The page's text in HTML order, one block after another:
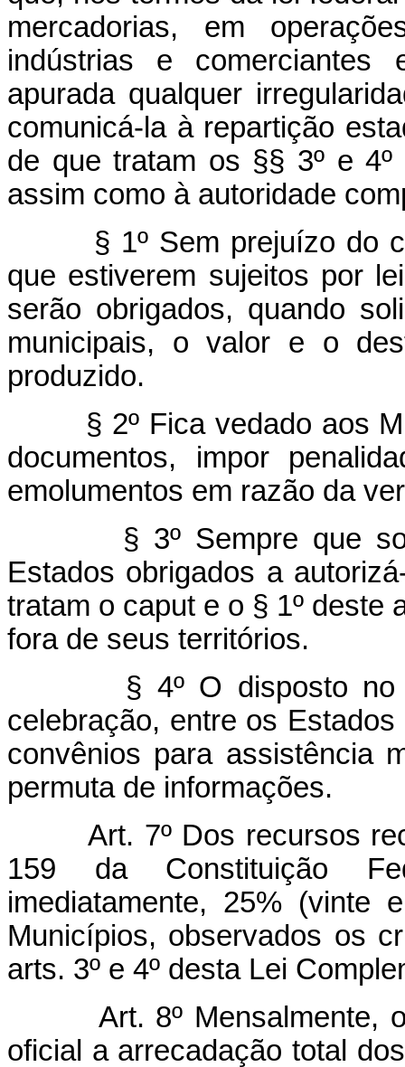
mercadorias, em
indústrias e comerciantes
apurada qualquer
comunicá-la à repartição
de que tratam os §§ 3º e
assim como à autoridade
§ 1º Sem prejuízo do
que estiverem sujeitos por
serão obrigados, quando
municipais, o valor e o
produzido.
§ 2º Fica vedado aos
documentos, impor
emolumentos em razão da
§ 3º Sempre que
Estados obrigados a
tratam o caput e o § 1º deste
fora de seus territórios.
§ 4º O disposto
celebração, entre os
convênios para assistência
permuta de informações.
Art. 7º Dos recursos
159 da Constituição
imediatamente, 25% (vinte
Municípios, observados os
arts. 3º e 4º desta Lei
Art. 8º Mensalmente,
oficial a arrecadação total